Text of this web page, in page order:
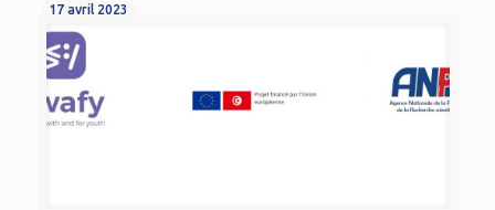
17 avril 2023